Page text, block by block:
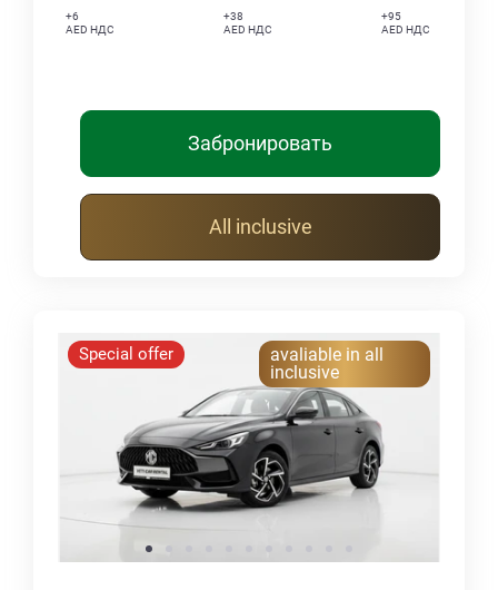
+6
AED НДС
+38
AED НДС
+95
AED НДС
Забронировать
All inclusive
Special offer
avaliable in all
inclusive